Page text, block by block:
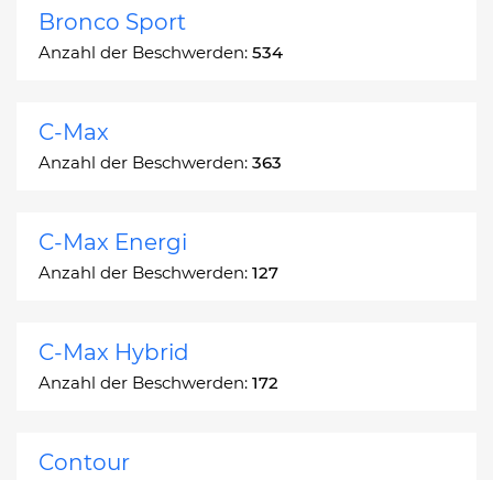
Bronco Sport
Anzahl der Beschwerden: 534
C-Max
Anzahl der Beschwerden: 363
C-Max Energi
Anzahl der Beschwerden: 127
C-Max Hybrid
Anzahl der Beschwerden: 172
Contour